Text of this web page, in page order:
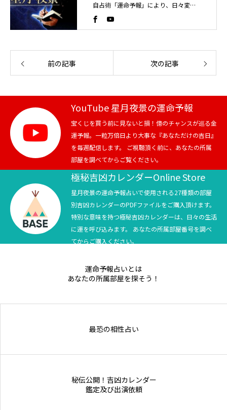
自占術「運命予報」により、日々変化
する運気の流れを読み解く占い師。こ
れまでに4万人以上を鑑定。
前の記事 次の記事
YouTube 星月夜景の運命予報
宝くじを買う前に見ないと損！億のチャンスが巡る金
運予報。一粒万倍日より大事な『あなただけの吉日』
を毎週配信します。 ご視聴頂く前に、あなたの所属
部屋を調べてからご覧ください。
極秘吉凶カレンダーOnline Store
星月夜景の運命予報占いで使用される27種類の部屋
別吉凶カレンダーのPDFファイルをご購入頂けます。
特別な意味を持つ極秘吉凶カレンダーは、日々の生活
に運を呼び込みます。 あなたの所属部屋番号を調べ
てからご購入ください。
運命予報占いとは
あなたの所属部屋を探そう！
最恐の相性占い
秘伝公開！吉凶カレンダー
鑑定及び出演依頼